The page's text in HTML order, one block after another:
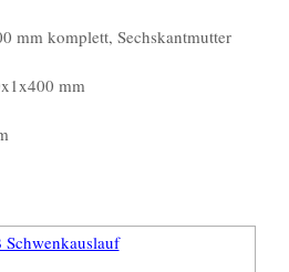
mm komplett, Sechskantmutter
mm